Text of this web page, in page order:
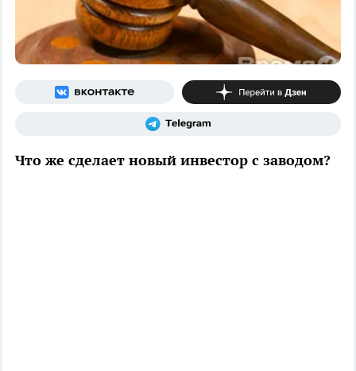
Что же сделает новый инвестор с заводом?